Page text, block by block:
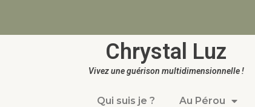
Chrystal Luz
Vivez une guérison multidimensionnelle !
Qui suis je ? Au Pérou